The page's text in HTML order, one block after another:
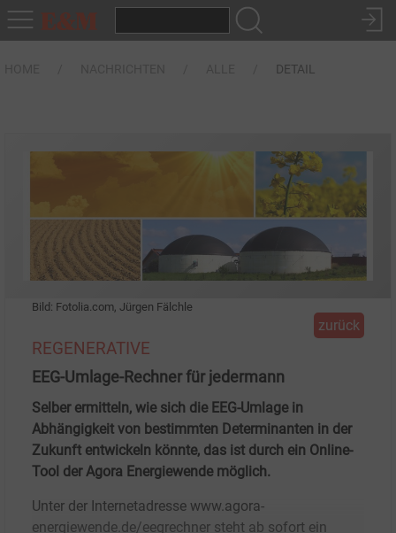
DETAIL
Bild: Fotolia.com, Jürgen Fälchle
zurück
REGENERATIVE
EEG-Umlage-Rechner für jedermann
Selber ermitteln, wie sich die EEG-Umlage in
Abhängigkeit von bestimmten Determinanten in der
Zukunft entwickeln könnte, das ist durch ein Online-
Tool der Agora Energiewende möglich.
Unter der Internetadresse www.agora-
energiewende.de/eegrechner steht ab sofort ein